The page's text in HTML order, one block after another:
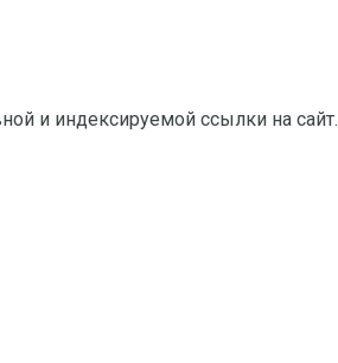
и индексируемой ссылки на сайт.